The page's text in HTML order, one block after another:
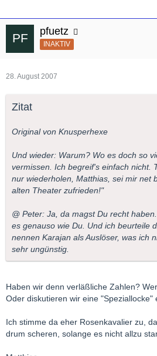
pfuetz
INAKTIV
28. August 2007
Zitat
Original von Knusperhexe
Und wieder: Warum? Wo es doch so
vermissen. Ich begreif's einfach nicht.
nur wiederholen, Matthias, sei mir net
alten Theater zufrieden!"
@ Peter: Ja, da magst Du recht
es genauso wie Du. Und ich beurteile
nennen Karajan als Auslöser, was ich
sehr ungünstig.
Haben wir denn verläßliche Zahlen?
Oder diskutieren wir eine "Speziallocke"
Ich stimme da eher Rosenkavalier zu,
drum scheren, solange es nicht allzu